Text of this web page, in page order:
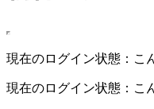
現在のログイン状態：こ
現在のログイン状態：こ